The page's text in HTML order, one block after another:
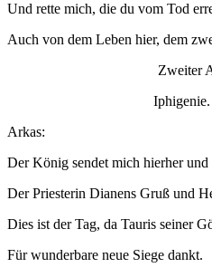
Und rette mich, die du vom Tod
Auch von dem Leben hier, dem
Zweiter
Arkas:
Der König sendet mich hierher und
Der Priesterin Dianens Gruß und
Dies ist der Tag, da Tauris seiner
Für wunderbare neue Siege dankt.